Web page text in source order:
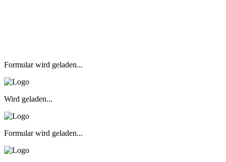
Formular wird geladen...
Wird geladen...
Formular wird geladen...